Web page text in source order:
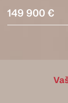
149 900 €